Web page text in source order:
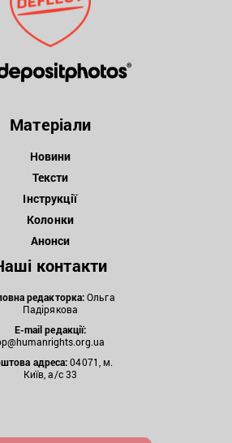
Матеріали
Новини
Тексти
Інструкції
Колонки
Анонси
контакти
редакторка:Ольга
Падірякова
E-mail редакції:
адреса:04071, м.
Київ, а/с 33